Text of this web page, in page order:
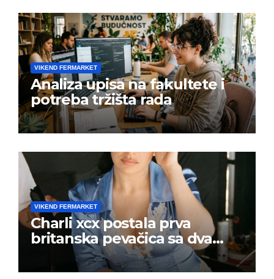
VIKEND FERMARKET
Analiza upisa na fakultete i
potreba tržišta rada
VIKEND FERMARKET
Charli xcx postala prva
britanska pevačica sa dva
albuma na prvom mestu u
istoj kalendarskoj godini